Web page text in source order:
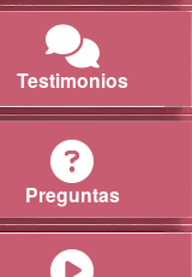
Testimonios
Preguntas